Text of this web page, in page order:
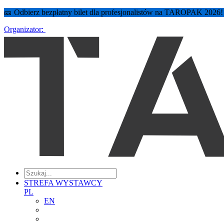
🎫 Odbierz bezpłatny bilet dla profesjonalistów na TAROPAK
Organizator:
STREFA WYSTAWCY
PL
EN